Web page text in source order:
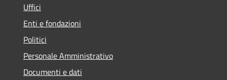
Uffici
Enti e fondazioni
Politici
Personale Amministrativo
Documenti e dati